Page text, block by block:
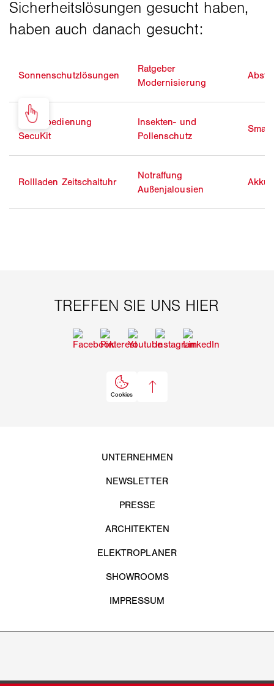
Sonnenschutzlösungen
Ratgeber
Modernisierung
Zusatzbedienung
SecuKit
Insekten- und
Pollenschutz
Rollladen Zeitschaltuhr
Notraffung
Außenjalousien
Akku